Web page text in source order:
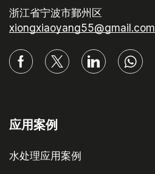
浙江省宁波市鄞州区
xiongxiaoyang55@gmail.com
应用案例
水处理应用案例